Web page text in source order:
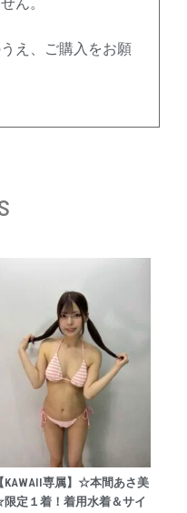
え、ご購入をお願
【KAWAII専属】☆本間あさ美
定１着！着用水着＆サイ